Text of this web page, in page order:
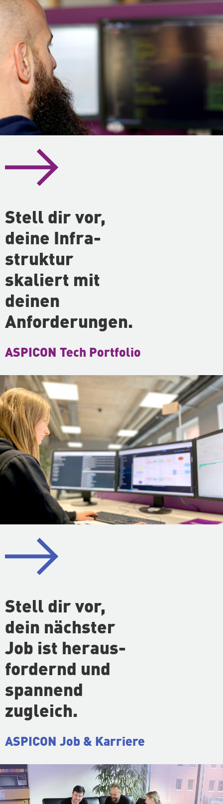
Stell dir vor,
deine In­fra­
struk­tur
skaliert mit
deinen
Anforderungen.
ASPICON Tech Portfolio
Stell dir vor,
dein nächster
Job ist her­aus­
for­dernd und
spannend
zugleich.
ASPICON Job & Karriere